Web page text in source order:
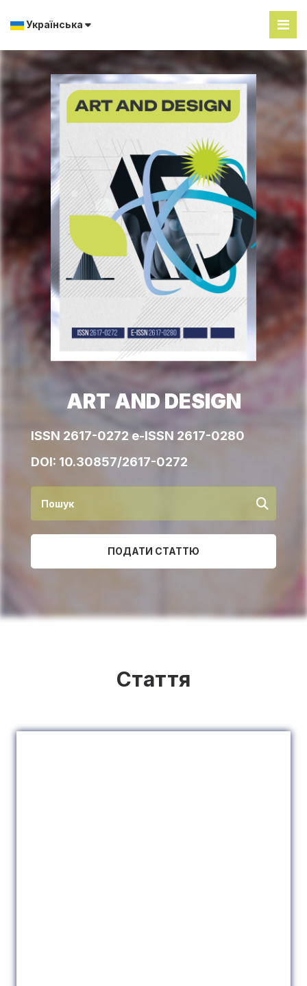
Українська
ART AND DESIGN
ISSN 2617-0272 e-ISSN 2617-0280
DOI: 10.30857/2617-0272
ПОДАТИ СТАТТЮ
Стаття